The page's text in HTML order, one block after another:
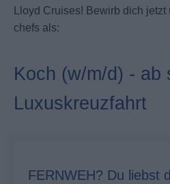
Lloyd Cruises! Bewirb dich
chefs als:
Koch (w/m/d) - ab
Luxuskreuzfahrt
FERNWEH? Du liebst